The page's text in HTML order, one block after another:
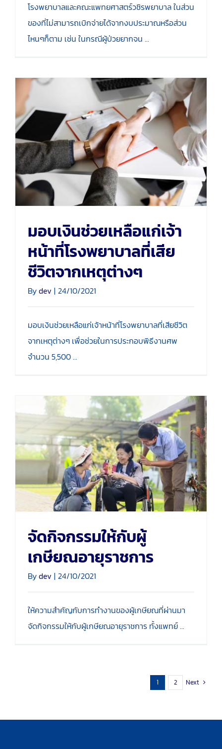
โรงพยาบาลและคณะแพทยศาสตร์วชิรพยาบาล ในส่วน
ของที่ไม่สามารถเบิกจ่ายได้จากงบประมาณหรือส่วน
ไหนๆก็ตาม เช่น ในกรณีผู้ป่วยยากจน ...
มอบเงินช่วยเหลือแก่เจ้า
หน้าที่โรงพยาบาลที่เสียชีวิต
จากเหตุต่างๆ
มอบเงินช่วยเหลือแก่เจ้า
หน้าที่โรงพยาบาลที่เสีย
ชีวิตจากเหตุต่างๆ
Bydev | 24/10/2021
มอบเงินช่วยเหลือแก่เจ้าหน้าที่โรงพยาบาลที่เสียชีวิต
จากเหตุต่างๆ เพื่อช่วยในการประกอบพิธีงานศพ
จำนวน 5,500 ...
จัดกิจกรรมให้กับผู้เกษียณ
อายุราชการ
จัดกิจกรรมให้กับผู้
เกษียณอายุราชการ
Bydev | 24/10/2021
ให้ความสำคัญกับการทำงานของผู้เกษียณที่ผ่านมา
จัดกิจกรรมให้กับผู้เกษียณอายุราชการ ทั้งแพทย์ ...
1 2 Next